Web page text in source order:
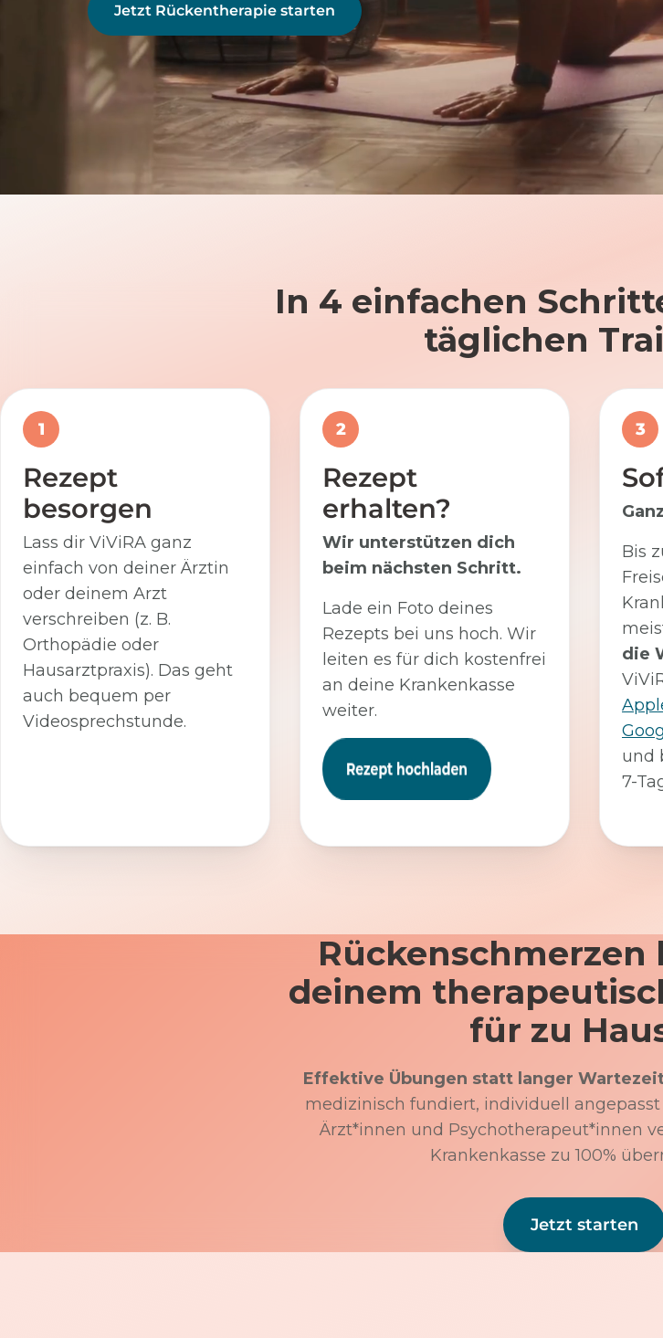
Jetzt Rückentherapie starten
In 4 einfachen
täglichen
1
Rezept
besorgen
Lass dir ViViRA ganz
einfach von deiner Ärztin
oder deinem Arzt
verschreiben (z. B.
Orthopädie oder
Hausarztpraxis). Das geht
auch bequem per
Videosprechstunde.
2
Rezept
erhalten?
Wir unterstützen dich
beim nächsten Schritt.
Lade ein Foto deines
Rezepts bei uns hoch. Wir
leiten es für dich kostenfrei
an deine Krankenkasse
weiter.
3
Bis
die
und
7-
deinem
für zu
Effektive Übungen statt langer
medizinisch fundiert, individuell
Ärzt*innen und Psychotherapeut*innen
Krankenkasse zu 100%
Jetzt starten